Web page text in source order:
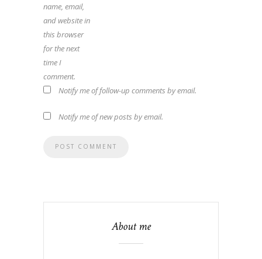
name, email,
and website in
this browser
for the next
time I
comment.
Notify me of follow-up comments by email.
Notify me of new posts by email.
About me